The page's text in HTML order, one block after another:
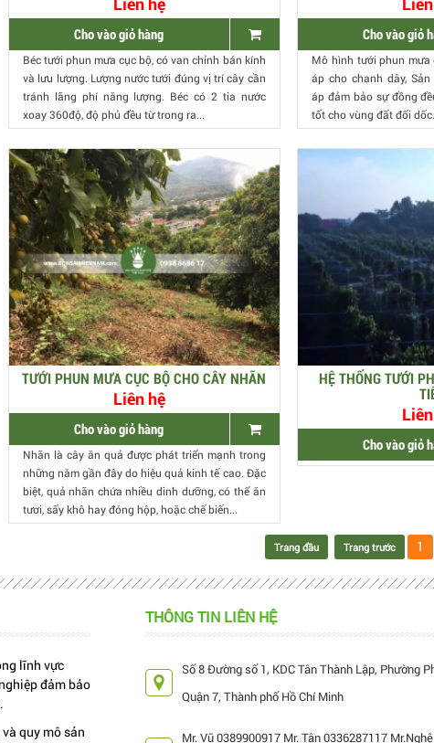
Cho vào giỏ hàng
Béc tưới phun mưa cục bộ, có van chỉnh bán kính
và lưu lượng. Lượng nước tưới đúng vị trí cây cần
tránh lãng phí năng lượng. Béc có 2 tia nước
xoay 360độ, độ phủ đều từ trong ra...
Cho vào giỏ
Mô hình tưới phun
áp cho chanh dây,
áp đảm bảo sự đồng
tốt cho vùng đất đổi
TƯỚI PHUN MƯA CỤC BỘ CHO CÂY NHÃN
Liên hệ
Cho vào giỏ hàng
Nhãn là cây ăn quả được phát triển mạnh trong
những năm gần đây do hiệu quả kinh tế cao. Đặc
biệt, quả nhãn chứa nhiều dinh dưỡng, có thể ăn
tươi, sấy khô hay đóng hộp, hoặc chế biến...
HỆ THỐNG TƯỚI
Cho vào giỏ
Trang đầu Trang trước 1
lĩnh vực
đảm bảo
quy mô sản
THÔNG TIN LIÊN HỆ
Số 8 Đường số 1, KDC Tân Thành Lập, Phường
Quận 7, Thành phố Hồ Chí Minh
Mr. Vũ 0389900917 Mr. Tân 0336287117 Mr.Nghệ